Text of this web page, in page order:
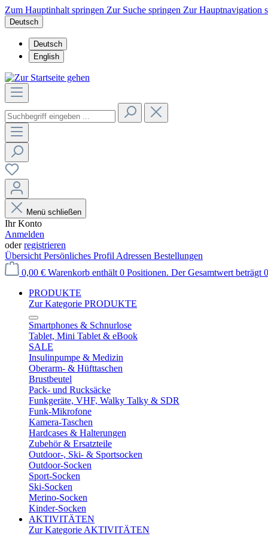
Zum Hauptinhalt springen Zur Suche springen Zur Hauptnavigation
Deutsch
Deutsch
English
Menü schließen
Ihr Konto
Anmelden
oderregistrieren
Übersicht Persönliches Profil Adressen Bestellungen
0,00 € Warenkorb enthält 0 Positionen. Der Gesamtwert beträgt
PRODUKTE
Zur Kategorie PRODUKTE
Smartphones & Schnurlose
Tablet, Mini Tablet & eBook
SALE
Insulinpumpe & Medizin
Oberarm- & Hüfttaschen
Brustbeutel
Pack- und Rucksäcke
Funkgeräte, VHF, Walky Talky & SDR
Funk-Mikrofone
Kamera-Taschen
Hardcases & Halterungen
Zubehör & Ersatzteile
Outdoor-, Ski- & Sportsocken
Outdoor-Socken
Sport-Socken
Ski-Socken
Merino-Socken
Kinder-Socken
AKTIVITÄTEN
Zur Kategorie AKTIVITÄTEN